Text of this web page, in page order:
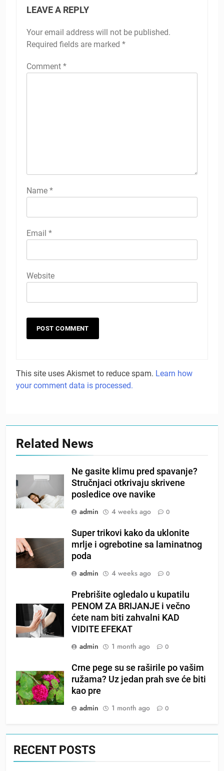
LEAVE A REPLY
Your email address will not be published.
Required fields are marked *
Comment *
Name *
Email *
Website
This site uses Akismet to reduce spam. Learn how
your comment data is processed.
Related News
Ne gasite klimu pred spavanje?
Stručnjaci otkrivaju skrivene
posledice ove navike
admin
4 weeks ago 0
Super trikovi kako da uklonite
mrlje i ogrebotine sa laminatnog
poda
admin
4 weeks ago 0
Prebrišite ogledalo u kupatilu
PENOM ZA BRIJANJE i večno
ćete nam biti zahvalni KAD
VIDITE EFEKAT
admin
1 month ago 0
Crne pege su se raširile po vašim
ružama? Uz jedan prah sve će biti
kao pre
admin
1 month ago 0
RECENT POSTS